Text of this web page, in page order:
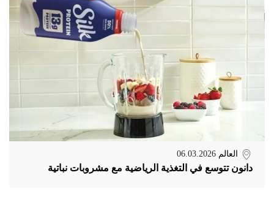
العالم 06.03.2026
دانون تتوسع في التغذية الرياضية مع مشروبات نباتية